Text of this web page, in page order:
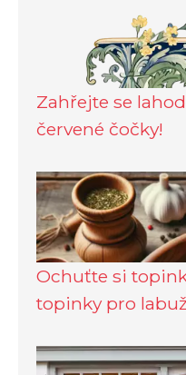
Zahřejte se
červené čočky!
Ochuťte si
topinky pro